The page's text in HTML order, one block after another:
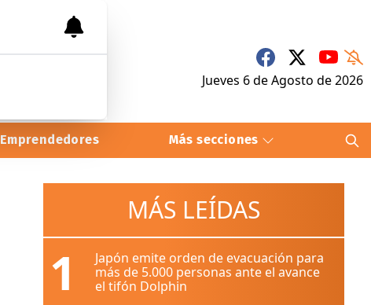
Jueves 6deAgosto de 2026
Emprendedores Más secciones
MÁS LEÍDAS
1
Japón emite orden de evacuación para
más de 5.000 personas ante el avance
el tifón Dolphin